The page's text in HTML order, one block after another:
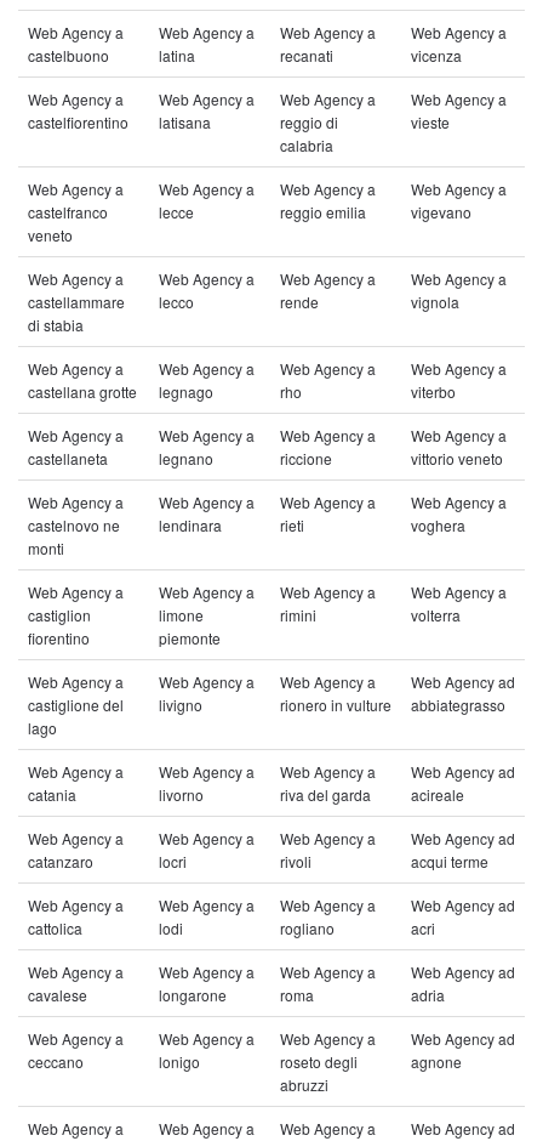
Web Agency a
castelbuono
Web Agency a
latina
Web Agency a
recanati
Web Agency a
vicenza
Web Agency a
castelfiorentino
Web Agency a
latisana
Web Agency a
reggio di
calabria
Web Agency a
vieste
Web Agency a
castelfranco
veneto
Web Agency a
lecce
Web Agency a
reggio emilia
Web Agency a
vigevano
Web Agency a
castellammare
di stabia
Web Agency a
lecco
Web Agency a
rende
Web Agency a
vignola
Web Agency a
castellana grotte
Web Agency a
legnago
Web Agency a
rho
Web Agency a
viterbo
Web Agency a
castellaneta
Web Agency a
legnano
Web Agency a
riccione
Web Agency a
vittorio veneto
Web Agency a
castelnovo ne
monti
Web Agency a
lendinara
Web Agency a
rieti
Web Agency a
voghera
Web Agency a
castiglion
fiorentino
Web Agency a
limone
piemonte
Web Agency a
rimini
Web Agency a
volterra
Web Agency a
castiglione del
lago
Web Agency a
livigno
Web Agency a
rionero in vulture
Web Agency ad
abbiategrasso
Web Agency a
catania
Web Agency a
livorno
Web Agency a
riva del garda
Web Agency ad
acireale
Web Agency a
catanzaro
Web Agency a
locri
Web Agency a
rivoli
Web Agency ad
acqui terme
Web Agency a
cattolica
Web Agency a
lodi
Web Agency a
rogliano
Web Agency ad
acri
Web Agency a
cavalese
Web Agency a
longarone
Web Agency a
roma
Web Agency ad
adria
Web Agency a
ceccano
Web Agency a
lonigo
Web Agency a
roseto degli
abruzzi
Web Agency ad
agnone
Web Agency a Web Agency a Web Agency a Web Agency ad